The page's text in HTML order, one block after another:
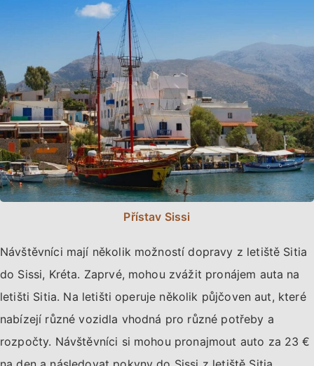
Přístav Sissi
Návštěvníci mají několik možností dopravy z letiště Sitia
do Sissi, Kréta. Zaprvé, mohou zvážit pronájem auta na
letišti Sitia. Na letišti operuje několik půjčoven aut, které
nabízejí různé vozidla vhodná pro různé potřeby a
rozpočty. Návštěvníci si mohou pronajmout auto za 23 €